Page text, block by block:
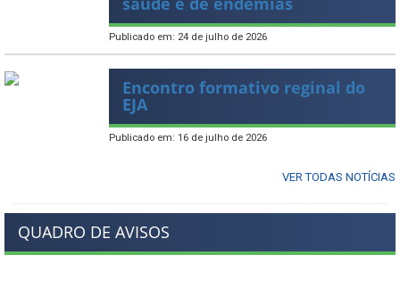
Publicado em: 24 de julho de 2026
Encontro formativo reginal do
EJA
Publicado em: 16 de julho de 2026
VER TODAS NOTÍCIAS
QUADRO DE AVISOS